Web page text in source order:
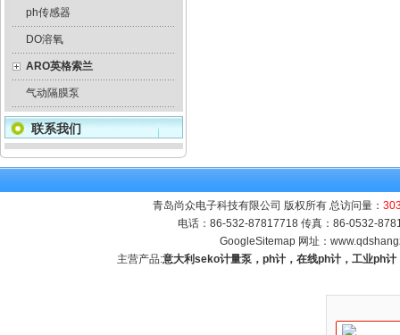
ph传感器
DO溶氧
ARO英格索兰
气动隔膜泵
联系我们
青岛尚众电子科技有限公司 版权所有 总访问量：
电话：86-532-87817718 传真：86-0532-
GoogleSitemap 网址：
主营产品:意大利seko计量泵，ph计，在线ph计，工业ph